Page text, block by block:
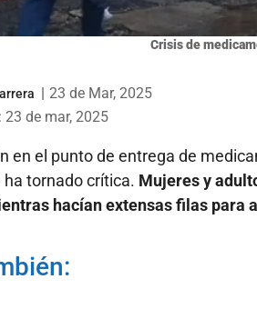
Crisis de
| 23 de Mar, 2025
de mar, 2025
en el punto de entrega de
ha tornado crítica. Mujeres y
hacían extensas filas para